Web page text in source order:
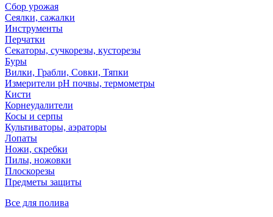
Сбор урожая
Сеялки, сажалки
Инструменты
Перчатки
Секаторы, сучкорезы, кусторезы
Буры
Вилки, Грабли, Совки, Тяпки
Измерители pH почвы, термометры
Кисти
Корнеудалители
Косы и серпы
Культиваторы, аэраторы
Лопаты
Ножи, скребки
Пилы, ножовки
Плоскорезы
Предметы защиты
Все для полива